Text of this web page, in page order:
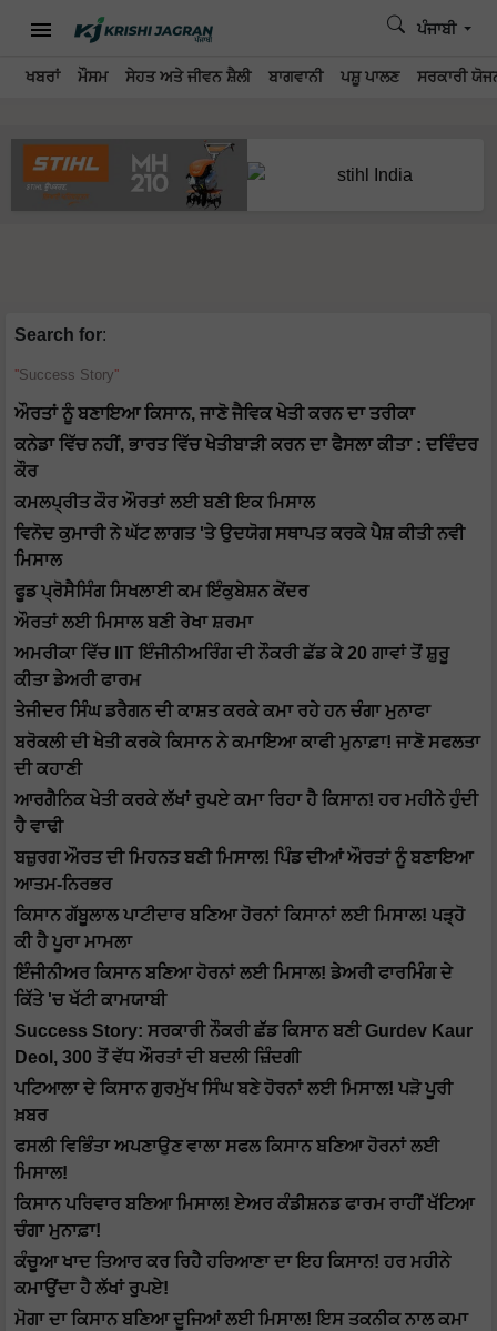
ਖਬਰਾਂ ਮੌਸਮ ਸੇਹਤ ਅਤੇ ਜੀਵਨ ਸ਼ੈਲੀ ਬਾਗਵਾਨੀ ਪਸ਼ੂ ਪਾਲਣ ਸਰਕਾਰੀ
ਪੰਜਾਬੀ
Search for:
Success Story
ਔਰਤਾਂ ਨੂੰ ਬਣਾਇਆ ਕਿਸਾਨ, ਜਾਣੋ ਜੈਵਿਕ ਖੇਤੀ ਕਰਨ ਦਾ ਤਰੀਕਾ
ਕਨੇਡਾ ਵਿੱਚ ਨਹੀਂ, ਭਾਰਤ ਵਿੱਚ ਖੇਤੀਬਾੜੀ ਕਰਨ ਦਾ ਫੈਸਲਾ ਕੀਤਾ : ਦਵਿੰਦਰ
ਕੌਰ
ਕਮਲਪ੍ਰੀਤ ਕੌਰ ਔਰਤਾਂ ਲਈ ਬਣੀ ਇਕ ਮਿਸਾਲ
ਵਿਨੋਦ ਕੁਮਾਰੀ ਨੇ ਘੱਟ ਲਾਗਤ 'ਤੇ ਉਦਯੋਗ ਸਥਾਪਤ ਕਰਕੇ ਪੈਸ਼ ਕੀਤੀ ਨਵੀ
ਮਿਸਾਲ
ਫੂਡ ਪ੍ਰੋਸੈਸਿੰਗ ਸਿਖਲਾਈ ਕਮ ਇੰਕੁਬੇਸ਼ਨ ਕੇਂਦਰ
ਔਰਤਾਂ ਲਈ ਮਿਸਾਲ ਬਣੀ ਰੇਖਾ ਸ਼ਰਮਾ
ਅਮਰੀਕਾ ਵਿੱਚ IIT ਇੰਜੀਨੀਅਰਿੰਗ ਦੀ ਨੌਕਰੀ ਛੱਡ ਕੇ 20 ਗਾਵਾਂ ਤੋਂ ਸ਼ੁਰੂ
ਕੀਤਾ ਡੇਅਰੀ ਫਾਰਮ
ਤੇਜੀਦਰ ਸਿੰਘ ਡਰੈਗਨ ਦੀ ਕਾਸ਼ਤ ਕਰਕੇ ਕਮਾ ਰਹੇ ਹਨ ਚੰਗਾ ਮੁਨਾਫਾ
ਬਰੋਕਲੀ ਦੀ ਖੇਤੀ ਕਰਕੇ ਕਿਸਾਨ ਨੇ ਕਮਾਇਆ ਕਾਫੀ ਮੁਨਾਫ਼ਾ! ਜਾਣੋ ਸਫਲਤਾ
ਦੀ ਕਹਾਣੀ
ਆਰਗੈਨਿਕ ਖੇਤੀ ਕਰਕੇ ਲੱਖਾਂ ਰੁਪਏ ਕਮਾ ਰਿਹਾ ਹੈ ਕਿਸਾਨ! ਹਰ ਮਹੀਨੇ ਹੁੰਦੀ
ਹੈ ਵਾਢੀ
ਬਜ਼ੁਰਗ ਔਰਤ ਦੀ ਮਿਹਨਤ ਬਣੀ ਮਿਸਾਲ! ਪਿੰਡ ਦੀਆਂ ਔਰਤਾਂ ਨੂੰ ਬਣਾਇਆ
ਆਤਮ-ਨਿਰਭਰ
ਕਿਸਾਨ ਗੱਬੂਲਾਲ ਪਾਟੀਦਾਰ ਬਣਿਆ ਹੋਰਨਾਂ ਕਿਸਾਨਾਂ ਲਈ ਮਿਸਾਲ! ਪੜ੍ਹੋ
ਕੀ ਹੈ ਪੂਰਾ ਮਾਮਲਾ
ਇੰਜੀਨੀਅਰ ਕਿਸਾਨ ਬਣਿਆ ਹੋਰਨਾਂ ਲਈ ਮਿਸਾਲ! ਡੇਅਰੀ ਫਾਰਮਿੰਗ ਦੇ
ਕਿੱਤੇ 'ਚ ਖੱਟੀ ਕਾਮਯਾਬੀ
Success Story: ਸਰਕਾਰੀ ਨੌਕਰੀ ਛੱਡ ਕਿਸਾਨ ਬਣੀ Gurdev Kaur
Deol, 300 ਤੋਂ ਵੱਧ ਔਰਤਾਂ ਦੀ ਬਦਲੀ ਜ਼ਿੰਦਗੀ
ਪਟਿਆਲਾ ਦੇ ਕਿਸਾਨ ਗੁਰਮੁੱਖ ਸਿੰਘ ਬਣੇ ਹੋਰਨਾਂ ਲਈ ਮਿਸਾਲ! ਪੜੋ ਪੂਰੀ
ਖ਼ਬਰ
ਫਸਲੀ ਵਿਭਿੰਤਾ ਅਪਣਾਉਣ ਵਾਲਾ ਸਫਲ ਕਿਸਾਨ ਬਣਿਆ ਹੋਰਨਾਂ ਲਈ
ਮਿਸਾਲ!
ਕਿਸਾਨ ਪਰਿਵਾਰ ਬਣਿਆ ਮਿਸਾਲ! ਏਅਰ ਕੰਡੀਸ਼ਨਡ ਫਾਰਮ ਰਾਹੀਂ ਖੱਟਿਆ
ਚੰਗਾ ਮੁਨਾਫ਼ਾ!
ਕੰਚੂਆ ਖਾਦ ਤਿਆਰ ਕਰ ਰਿਹੈ ਹਰਿਆਣਾ ਦਾ ਇਹ ਕਿਸਾਨ! ਹਰ ਮਹੀਨੇ
ਕਮਾਉਂਦਾ ਹੈ ਲੱਖਾਂ ਰੁਪਏ!
ਮੋਗਾ ਦਾ ਕਿਸਾਨ ਬਣਿਆ ਦੂਜਿਆਂ ਲਈ ਮਿਸਾਲ! ਇਸ ਤਕਨੀਕ ਨਾਲ ਕਮਾ